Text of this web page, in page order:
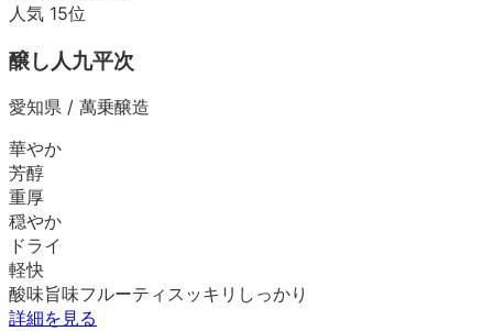
人気 15位
醸し人九平次
愛知県 / 萬乗醸造
華やか
芳醇
重厚
穏やか
ドライ
軽快
酸味旨味フルーティ スッキリ しっかり
詳細を見る